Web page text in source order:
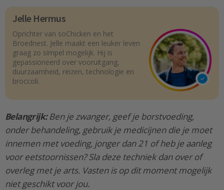
Jelle Hermus
Oprichter van soChicken en het
Broednest. Jelle maakt een leuker leven
graag zo simpel mogelijk. Hij is
gepassioneerd over vooruitgang,
duurzaamheid, reizen, technologie en
broccoli.
Belangrijk:Ben je zwanger, geef je borstvoeding,
onder behandeling, gebruik je medicijnen die je moet
innemen met voeding, jonger dan 21 of heb je aanleg
voor eetstoornissen? Sla deze techniek dan over of
overleg met je arts. Vasten is op dit moment mogelijk
niet geschikt voor jou.